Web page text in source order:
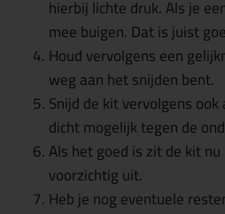
hierbij lichte druk. Als je
mee buigen. Dat is juist
Houd vervolgens een
weg aan het snijden bent.
Snijd de kit vervolgens
dicht mogelijk tegen de
Als het goed is zit de kit
voorzichtig uit.
Heb je nog eventuele